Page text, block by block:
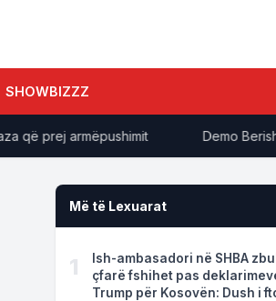
SHOWBIZZZ
prej armëpushimit Demo Berisha
Më të Lexuarat
1
Ish-ambasadori në SHBA
çfarë fshihet pas
Trump për Kosovën: Dush i